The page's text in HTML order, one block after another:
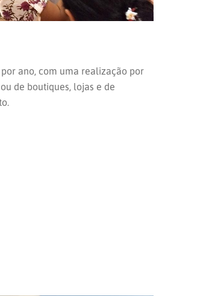
ano, com uma realização por
de boutiques, lojas e de